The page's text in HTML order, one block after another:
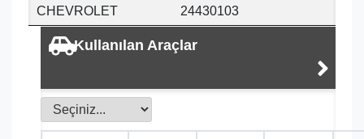
CHEVROLET 24430103
Kullanılan Araçlar